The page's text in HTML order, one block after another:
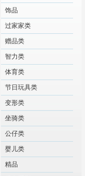
饰品
过家家类
赠品类
智力类
体育类
节日玩具类
变形类
坐骑类
公仔类
婴儿类
精品